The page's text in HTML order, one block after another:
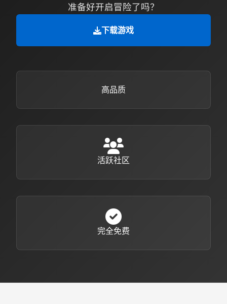
准备好开启冒险了吗？
下载游戏
高品质
活跃社区
完全免费